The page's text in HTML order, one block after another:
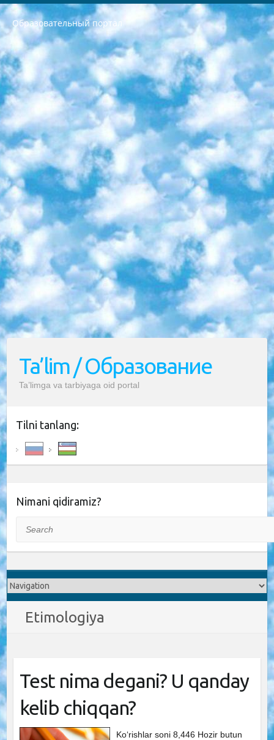
Образовательный портал
РЕСПУБЛИКА УЗБЕКИСТАН МИНИСТРЕРСТВО ДОШКОЛЬНОГО И ШКОЛЬНОГО ОБРАЗОВАНИЯ КОМАНДА в общеобразовательных учреждениях в 2023-2024 учебном году организация и проведение итоговой государственной аттестации обучающихся о Министра дошкольного и школьного образования Республики Узбекистан от 4 марта 2008 года (постановлением Минюста от 20 марта 2008 года № 1778 государственной регистрации) «Итоговое состояние учащихся общего среднего образования на основании положения об утверждении положения об аттестации общего среднего образования выпускной экзамен студентов в образовательных учреждениях в 2023-2024 учебном году В целях организации и прохождения аттестации приказываю: 1. Следующее: перечень предметов, по которым будет проводиться итоговая государственная аттестация и экзамен формы перевода согласно приложению 1; сертификаты международного образца, оценивающие уровень владения иностранными языками перечень согласно приложению 2; 2. Педагогический при специализированных образовательных учреждениях. научно-практический центр квалификации и международной оценки (Д.Давидова) 2024 г. До 25 марта: задания по предметам, по которым будет проводиться итоговая аттестация разработка и утверждение технических условий; итоговая аттестация на основании разработанного предметного задания разработка вопросов по предметам (устно и письменно), экзамен передача; общеобразовательные средние школы и специальные учебные заведения учащиеся выпускных классов школ и интернатов в агентской системе подготовка базы данных экзаменационных материалов и критериев оценки; перевод базы экзаменационных материалов на все языки обучения подать в Республиканский образовательный центр для изготовления; варианты экзаменов на основе разработанных контрольных материалов пусть будут поставлены задачи формирования. 3. Республиканский образовательный центр (Ш.Худайкулов) до 5 апреля 2024 года. до: база данных предоставленных экзаменационных материалов на все языки обучения перевод и экспертиза; для слепых, слабовидящих, глухих, слабослышащих и умственно отсталых детей учащиеся выпускных классов специализированных школ и школ-интернатов база данных экзаменационных материалов на всех преподаваемых языках подготовка критериев оценки; специализированные школы для умственно отсталых детей и технологии для учащихся выпускных классов школ-интернатов разработка соответствующих рекомендаций и критериев проведения ЕГЭ по естествознанию давать задания. 4. Педагогический при специализированных образовательных учреждениях. Научно-практический центр навыков и международной оценки (Д.Давидова), Республика образовательный центр (Худайкулов Ш.) итоговый государственный аттестационный экзамен ориентирован на творческое и логическое мышление при подготовке базы материалов учитывать введение заданий. 5. Следует отметить, что: сертификат государственного образца о знании общеобразовательного предмета и как минимум национальный уровень B1 по предметам на иностранных языках, указанным в Приложении 2. или международно признанный сертификат эквивалентного уровня студенты, изучающие определенный предмет, освобождаются от экзамена; по соответствующим предметам запланирована итоговая государственная аттестация за день до дня, путем жеребьевки Рабочей группой (в письменной форме по предметам, проводимым в форме) из числа сформированных вариантов выбрано 2 варианта; 2 выбранных варианта экзамена анонсированы на официальном сайте министерства и все выпускники по всей стране на основе этих вариантов проводит итоговую государственную аттестацию. 6. Государственное образование учащихся средних общеобразовательных учреждений. знания в соответствии с квалификационными требованиями, которые необходимо приобрести на основании стандартов итоговый (выпускной) контроль для 9 и 11 классов в целях тестирования Экзамены (далее – экзамены) состоят из предметов, перечисленных в приложении 1. будет сделано. 7. Экзамены пройдут с 26 мая по 15 июня 2024 г. (кроме науки физического воспитания). 8. Физическая для учащихся 9 классов общесредних образовательных учреждений. Экзамены по предмету «Образование, квалификация медицина» 1-6 мая 2024 года. сотрудники перевести под присмотр (с отклонениями в физическом или умственном развитии) специализированная школа для детей, школы-интернаты и со сколиозом школы-интернаты санаторного типа для больных детей исключены). 9. Он был слепым, слабовидящим и имел нарушения опорно-двигательного аппарата. экзамены в специализированных школах и интернатах для детей должны проводиться исходя из требований, предъявляемых к общеобразовательным учреждениям (физкультура кроме науки). 10. Специализированная школа для глухих и слабослышащих детей. и экзамены в интернатах и быть реализован в виде письменного теста по математике. 11. Специальность для умственно отсталых детей. Для 9 класса Родной язык и литературное письмо Государственный язык (язык обучения – узбекский). для неклассов) написано Математическое письмо Письменная/устная история Узбекистана Физическое воспитание практично Итоговый контроль Для 11 класса Написание родного языка и литературы (эссе) Математическое письмо Узбекский язык (обучение на узбекском языке) не посещающее общее среднее образование для учреждений)/Образовательное учреждение выбор письменный и устный Иностранный язык письменный/устный Письменная/устная история Узбекистана *По выбору студента:  Химия  Физика  Основы государственного права  География 10 бесплатных образовательных ресурсов - Мы составили подборку онлайн-проектов с интерактивными упражнениями, видеолекциями и статьями. Они помогут вам обрести новые и освежить старые знания бесплатно. 1. «ИНТУИТ» Старейшая образовательная площадка Рунета. Здесь вы найдёте сотни текстовых и видеокурсов на десятки различных тем — от программирования до психологии. Многие курсы подготовлены российскими университетами и крупными международными компаниями вроде Intel и Microsoft. Самостоятельное обучение бесплатное, но желающие могут оплатить услуги персональных наставников. 2. «Смартия» знакомит с актуальными профессиями и подсказывает, как им обучаться. Выбрав заинтересовавшую вас специальность — SMM-специалист, фотограф, веб-дизайнер или другую, — увидите список необходимых для неё умений. Чтобы вы могли освоить их самостоятельно, для каждого умения площадка отображает подборку ссылок на учебные материалы. Хотя «Смартия» ориентируется на русскоязычную аудиторию, часть контента всё же доступна только на английском. 3. «Лекторий Физтеха» Проект Московского физико-технического института (Физтеха). С его помощью вы можете смотреть онлайн серии лекций, записанные на видео в этом вузе. В числе доступных предметов — физика, биология, химия, информационные технологии и другие. К некоторым лекциям администрация ресурса прилагает готовые конспекты, которые можно скачивать в PDF-формате. 4. ITMOcourses Онлайн-площадка Санкт-Петербургского национального исследовательского университета информационных технологий, механики и оптики (ИТМО). Ресурс предоставляет свободный доступ к курсам, разработанным в этом вузе. Каталог материалов разбит на четыре категории: «Оптические системы и технологии», «Приборостроение и робототехника», «Информационные технологии» и «Биотехнологии». Курсы состоят из видеолекций, интерактивных демонстраций и заданий. 5. «КиберЛенинка» Электронная научная библиотека открытого доступа. Каталог площадки регулярно обрастает текстами статей из различных научных изданий. Сгруппированные по журналам и рубрикам публикации можно читать онлайн или скачивать целиком в PDF-формате. Проект нацелен на популяризацию науки за счёт открытого доступа к качественной информации. 6. «ПостНаука» На этом ресурсе публикуют подборки видеолекций, составленные экспертами из разных отраслей и объединённые общими темами. Среди них, к примеру, есть серии «Биоинформатика и геномика», «Культура средневековой Скандинавии» и Cinema Studies о теории кино. Каждая подборка лекций — логически связанная история, рассказанная экспертом от первого лица. Кроме того, на сайте появляются научно-образовательные статьи и тесты на разные темы. 7. «Newочём» Команда проекта «Newочём» отбирает самые интересные тексты из англоязычных СМИ и переводит те из них, за которые голосуют участники сообщества «ВКонтакте». По большей части это научно-популярные статьи. Редакторы придумывают лишь заголовки, в остальном содержание переводов соответствует оригиналам. Полные тексты можно читать прямо в социальной сети. 8. InternetUrok Онлайн-база материалов по основным дисциплинам школьной программы. Информация на сайте структурирована по классам, предметам и темам (урокам). Каждый урок состоит из видеолекций и конспектов. Есть также интерактивные тренажёры и тесты для закрепления пройденного материала. Даже если вы давно окончили школу, возможность повторить программу старших классов всегда может пригодиться. 9. Edutainme Ещё один ресурс об образовании. В отличие от Newtonew, как мне кажется, Edutainme больше ориентируется на представителей индустрии: педагогов, предпринимателей, разработчиков образовательных проектов. Но и любой, кто просто стремится к саморазвитию, найдёт на сайте много полезного и интересного для себя. Например, информацию о новых курсах и образовательных сервисах. 10. Newtonew Онлайн-медиа об образовании и обучении в широком смысле. Авторы Newtonew пишут об инструментах, заведениях, тактиках и стратегиях, которые помогают учить других и получать новые знания самостоятельно. На этой площадке вы найдёте новости, обзоры, аналитические мат
Ta’lim / Образование
Ta’limga va tarbiyaga oid portal
Tilni tanlang:
Nimani qidiramiz?
Etimologiya
Test nima degani? U qanday
kelib chiqqan?
Ko‘rishlar soni 8,446 Hozir butun